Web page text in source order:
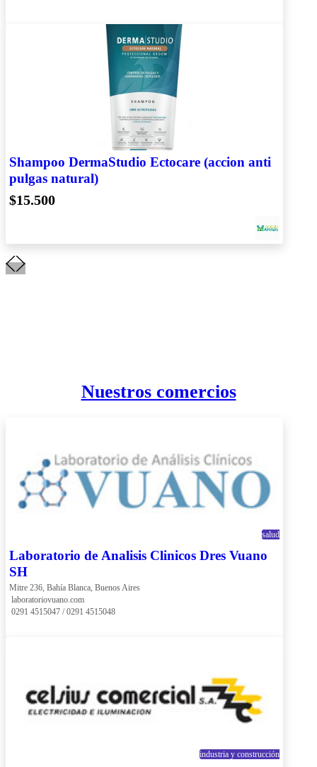
Shampoo DermaStudio Ectocare (accion anti
pulgas natural)
$15.500
Nuestros comercios
salud
Laboratorio de Analisis Clinicos Dres Vuano
SH
Mitre 236, Bahía Blanca, Buenos Aires
laboratoriovuano.com
0291 4515047 / 0291 4515048
industria y construcción